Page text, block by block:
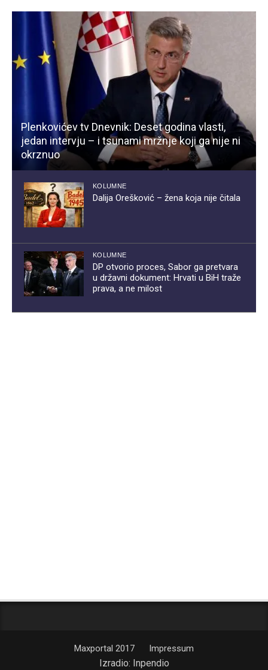
Plenkovićev tv Dnevnik: Deset godina vlasti,
jedan intervju – i tsunami mržnje koji ga nije ni
okrznuo
KOLUMNE
Dalija Orešković – žena koja nije čitala
KOLUMNE
DP otvorio proces, Sabor ga pretvara
u državni dokument: Hrvati u BiH traže
prava, a ne milost
Maxportal 2017 Impressum
Izradio: Inpendio